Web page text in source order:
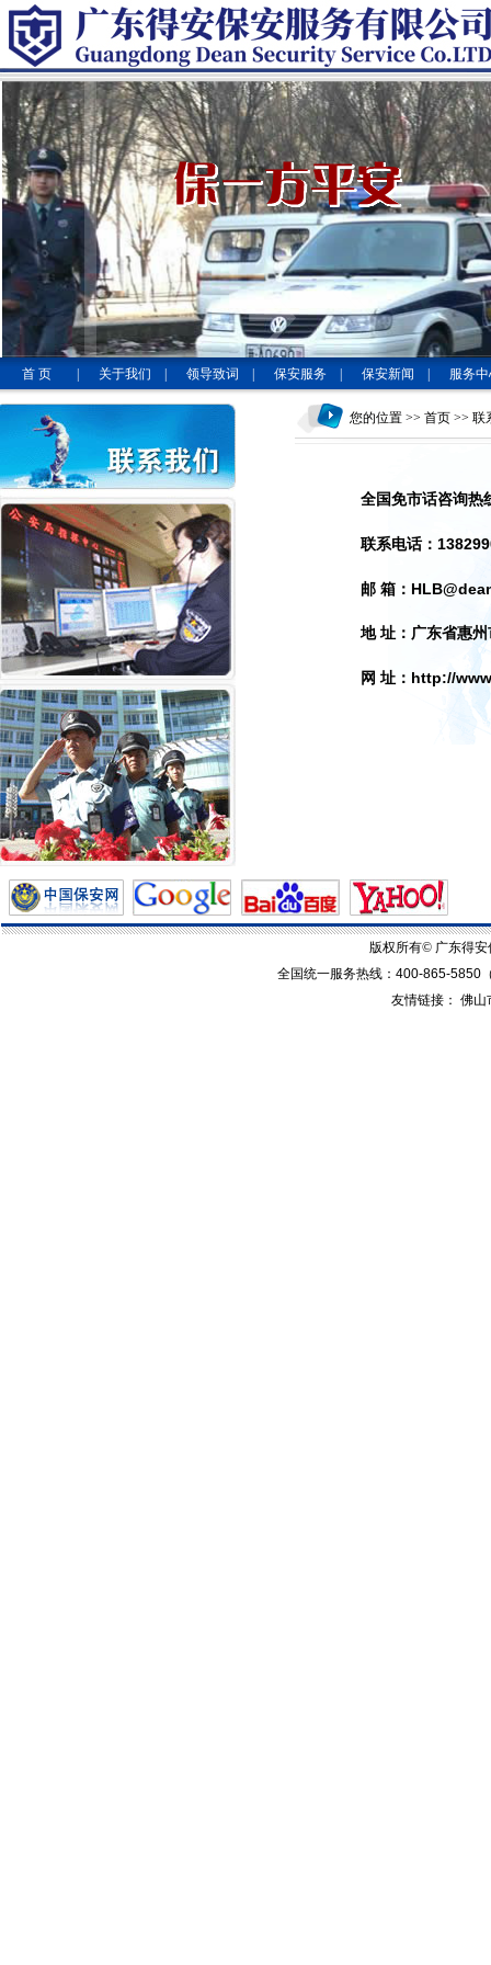
首 页 关于我们 领导致词 保安服务 保安新闻 服务
您的位置 >> 首页 >> 联
全国免市话咨询热
联系电话：
邮 箱：
地 址：广东省惠
网 址： http://
版权所有© 广东得
全国统一服务热线： 400-865-5850
友情链接： 佛山